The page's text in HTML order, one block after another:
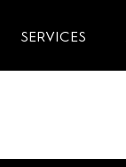
SERVICES